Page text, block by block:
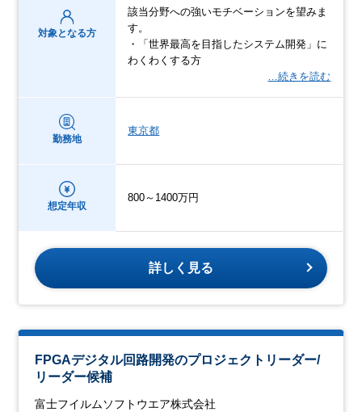
対象となる方
該当分野への強いモチベーションを望みま
す。
・「世界最高を目指したシステム開発」に
わくわくする方
…続きを読む
勤務地
東京都
想定年収
800～1400万円
詳しく見る
FPGAデジタル回路開発のプロジェクトリーダー/
リーダー候補
富士フイルムソフトウエア株式会社